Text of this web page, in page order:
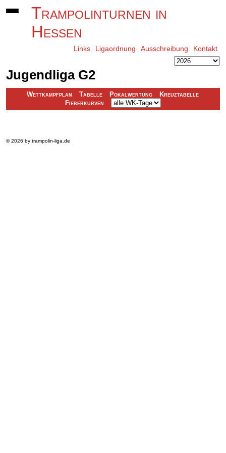
Trampolinturnen in
Hessen
Links Ligaordnung Ausschreibung Kontakt
Jugendliga G2
Wettkampfplan Tabelle Pokalwertung
Kreuztabelle
Fieberkurven
© 2026 by trampolin-liga.de